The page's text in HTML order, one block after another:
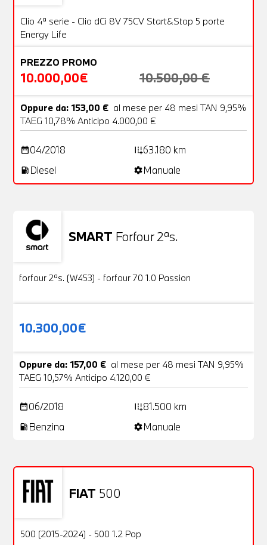
OFFERTA
Clio 4ª serie - Clio dCi 8V 75CV Start&Stop 5 porte
Energy Life
PREZZO PROMO
10.000,00€ 10.500,00 €
Oppure da: 153,00 € al mese per 48 mesi TAN 9,95%
TAEG 10,78% Anticipo 4.000,00 €
date_range04/2018 add_road63.180 km
local_gas_station Diesel settingsManuale
SMART Forfour 2ªs.
Usato
forfour 2ªs. (W453) - forfour 70 1.0 Passion
10.300,00€
Oppure da: 157,00 € al mese per 48 mesi TAN 9,95%
TAEG 10,57% Anticipo 4.120,00 €
date_range06/2018 add_road81.500 km
local_gas_station Benzina settingsManuale
FIAT 500
OFFERTA
Usato
500 (2015-2024) - 500 1.2 Pop